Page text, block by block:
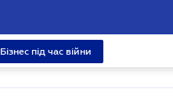
Бізнес під час війни